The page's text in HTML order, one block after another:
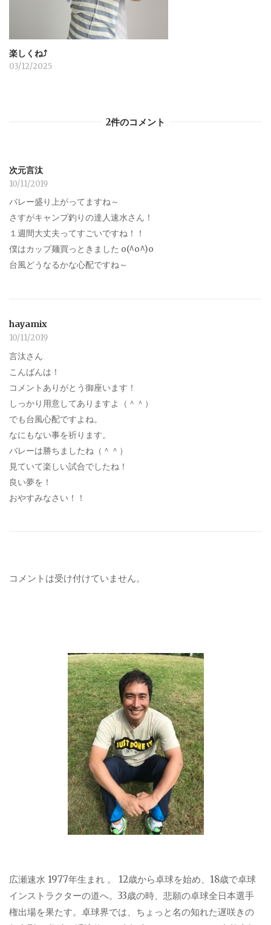
楽しくね⤴︎
03/12/2025
2件のコメント
次元言汰
10/11/2019
バレー盛り上がってますね～
さすがキャンプ釣りの達人速水さん！
１週間大丈夫ってすごいですね！！
僕はカップ麺買っときました o(^o^)o
台風どうなるかな心配ですね～
hayamix
10/11/2019
言汰さん
こんばんは！
コメントありがとう御座います！
しっかり用意してありますよ（＾＾）
でも台風心配ですよね。
なにもない事を祈ります。
バレーは勝ちましたね（＾＾）
見ていて楽しい試合でしたね！
良い夢を！
おやすみなさい！！
コメントは受け付けていません。
広瀬速水 1977年生まれ 。 12歳から卓球を始め、18歳で卓球
インストラクターの道へ。33歳の時、悲願の卓球全日本選手
権出場を果たす。卓球界では、ちょっと名の知れた遅咲きの